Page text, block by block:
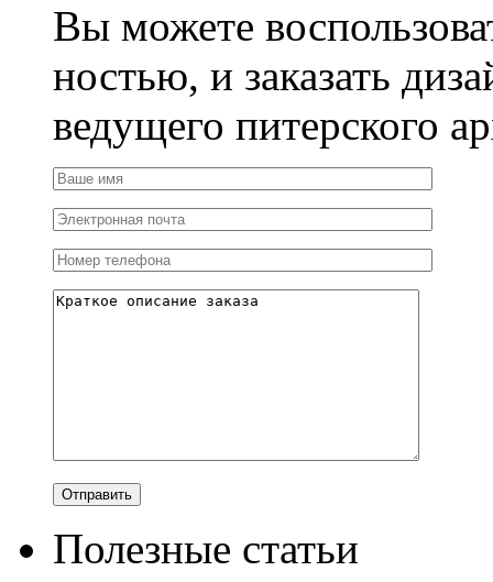
Вы можете
ностью, и заказать
ведущего питерского
Полезные статьи